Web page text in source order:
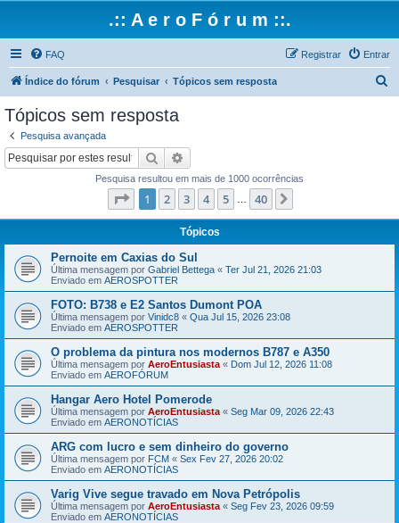
.:: A e r o F ó r u m ::.
FAQ Entrar
Registrar
Índice do fórum Pesquisar Tópicos sem resposta
Tópicos sem resposta
Pesquisa avançada
Pesquisar
Pesquisa resultou em mais de 1000 ocorrências
Página de 40
1 2 3 4 5 40
Tópicos
Pernoite em Caxias do Sul
Última mensagem por Gabriel Bettega « Ter Jul 21, 2026 21:03
Enviado em AEROSPOTTER
FOTO: B738 e E2 Santos Dumont POA
Última mensagem por Vinidc8 « Qua Jul 15, 2026 23:08
Enviado em AEROSPOTTER
O problema da pintura nos modernos B787 e A350
Última mensagem por AeroEntusiasta « Dom Jul 12, 2026 11:08
Enviado em AEROFÓRUM
Hangar Aero Hotel Pomerode
Última mensagem por AeroEntusiasta « Seg Mar 09, 2026 22:43
Enviado em AERONOTÍCIAS
ARG com lucro e sem dinheiro do governo
Última mensagem por FCM « Sex Fev 27, 2026 20:02
Enviado em AERONOTÍCIAS
Varig Vive segue travado em Nova Petrópolis
Última mensagem por AeroEntusiasta « Seg Fev 23, 2026 09:59
Enviado em AERONOTÍCIAS